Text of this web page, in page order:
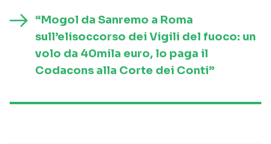
“Mogol da Sanremo a Roma
sull’elisoccorso dei Vigili del fuoco: un
volo da 40mila euro, lo paga il
Codacons alla Corte dei Conti”